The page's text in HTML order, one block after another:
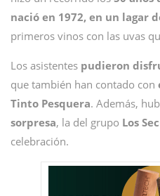
nació en 1972, en un lagar
primeros vinos con las uvas
Los asistentes pudieron
que también han contado con
Tinto Pesquera. Además,
sorpresa, la del grupo Los
celebración.